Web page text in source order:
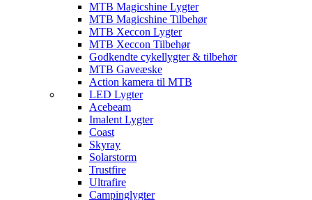
MTB Magicshine Lygter
MTB Magicshine Tilbehør
MTB Xeccon Lygter
MTB Xeccon Tilbehør
Godkendte cykellygter & tilbehør
MTB Gaveæske
Action kamera til MTB
LED Lygter
Acebeam
Imalent Lygter
Coast
Skyray
Solarstorm
Trustfire
Ultrafire
Campinglygter